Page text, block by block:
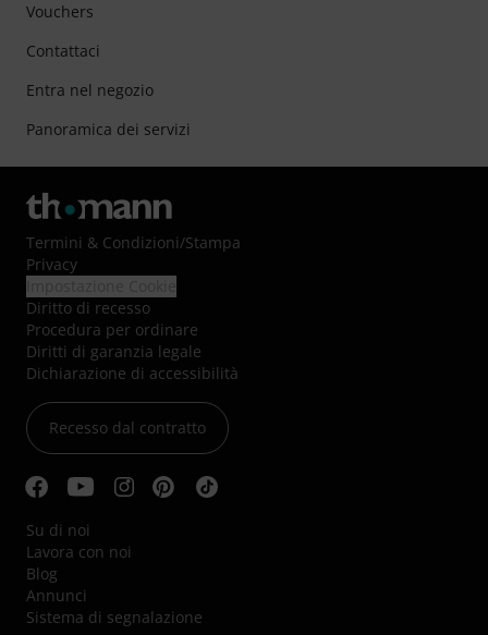
Vouchers
Contattaci
Entra nel negozio
Panoramica dei servizi
Termini & Condizioni/Stampa
Privacy
Diritto di recesso
Procedura per ordinare
Diritti di garanzia legale
Dichiarazione di accessibilità
Recesso dal contratto
Su di noi
Lavora con noi
Blog
Annunci
Sistema di segnalazione